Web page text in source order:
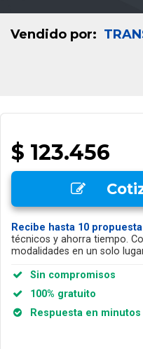
Vendido por:
$ 123.456
Recibe hasta 10
técnicos y ahorra tiempo.
modalidades en un solo
Sin compromisos
100% gratuito
Respuesta en minutos